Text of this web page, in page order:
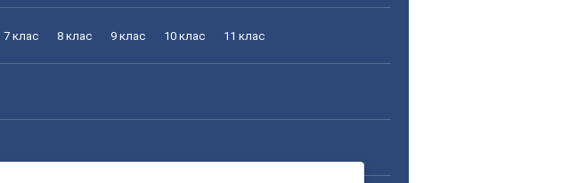
7 клас 8 клас 9 клас 10 клас 11 клас